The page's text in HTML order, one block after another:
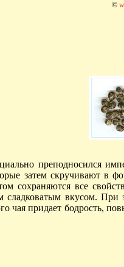
©
преподносился
затем скручивают в
сохраняются все
сладковатым вкусом.
чая придает бодрость,